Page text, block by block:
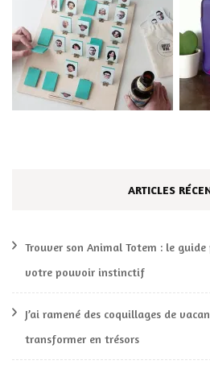
ARTICLES
Trouver son Animal Totem : le
votre pouvoir instinctif
J’ai ramené des coquillages de
transformer en trésors